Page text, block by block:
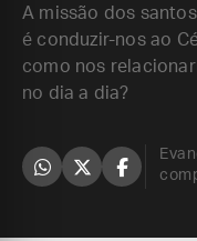
A missão dos
é conduzir-nos ao
como nos
no dia a dia?